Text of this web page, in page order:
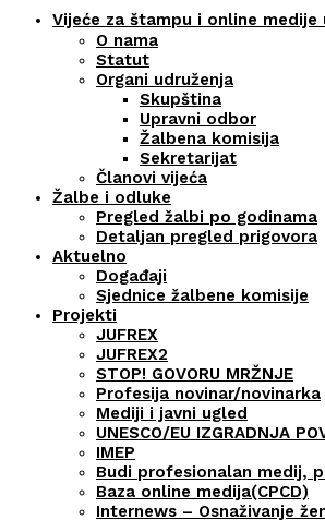
Vijeće za štampu i online medije
O nama
Statut
Organi udruženja
Skupština
Upravni odbor
Žalbena komisija
Sekretarijat
Članovi vijeća
Žalbe i odluke
Pregled žalbi po godinama
Detaljan pregled prigovora
Aktuelno
Događaji
Sjednice žalbene komisije
Projekti
JUFREX
JUFREX2
STOP! GOVORU MRŽNJE
Profesija novinar/novinarka
Mediji i javni ugled
UNESCO/EU IZGRADNJA
IMEP
Budi profesionalan medij,
Baza online medija(CPCD)
Internews – Osnaživanje